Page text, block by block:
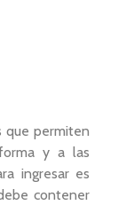
que permiten
y a las
ingresar es
contener